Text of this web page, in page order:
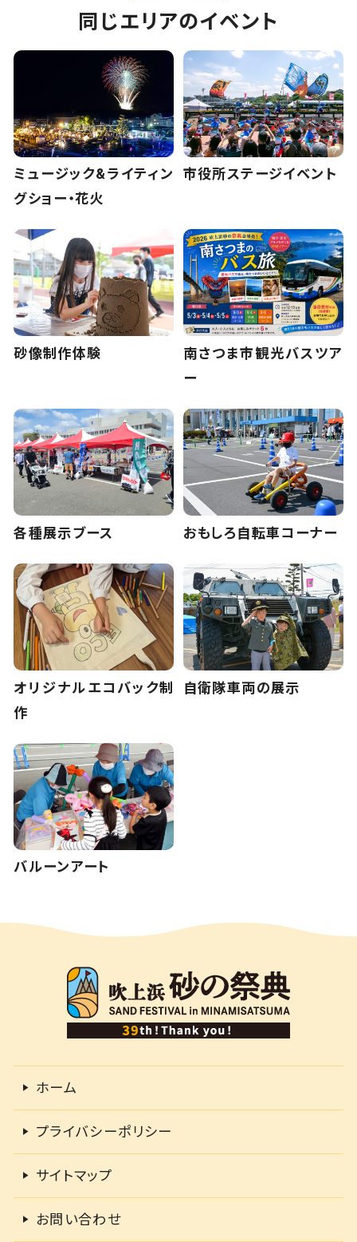
同じエリアのイベント
ミュージック&ライティン
グショー・花火
市役所ステージイベント
砂像制作体験
南さつま市観光バスツア
ー
各種展示ブース おもしろ自転車コーナー
オリジナルエコバック制
作
自衛隊車両の展示
バルーンアート
ホーム
プライバシーポリシー
サイトマップ
お問い合わせ